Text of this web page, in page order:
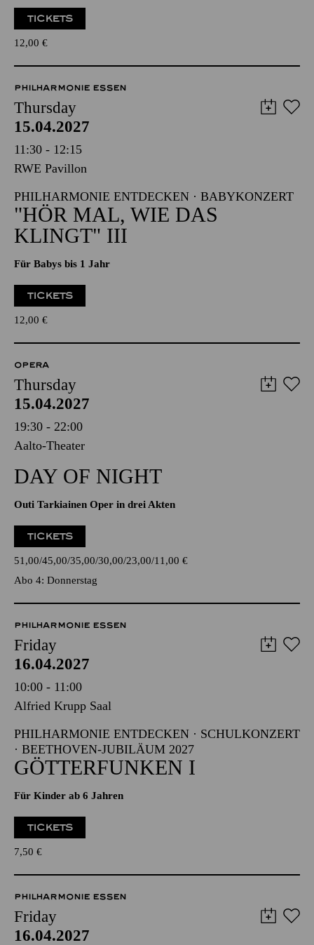
TICKETS
12,00 €
PHILHARMONIE ESSEN
Thursday
15.04.2027
11:30 - 12:15
RWE Pavillon
PHILHARMONIE ENTDECKEN · BABYKONZERT
"HÖR MAL, WIE DAS
KLINGT" III
Für Babys bis 1 Jahr
TICKETS
12,00 €
OPERA
Thursday
15.04.2027
19:30 - 22:00
Aalto-Theater
DAY OF NIGHT
Outi Tarkiainen Oper in drei Akten
TICKETS
51,00 45,00 35,00 30,00 23,00 11,00 €
Abo 4: Donnerstag
PHILHARMONIE ESSEN
Friday
16.04.2027
10:00 - 11:00
Alfried Krupp Saal
PHILHARMONIE ENTDECKEN · SCHULKONZERT
· BEETHOVEN-JUBILÄUM 2027
GÖTTERFUNKEN I
Für Kinder ab 6 Jahren
TICKETS
7,50 €
PHILHARMONIE ESSEN
Friday
16.04.2027